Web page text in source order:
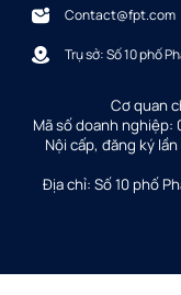
Contact@fpt.com
Trụ sở: Số 10 phố
Cơ quan
Mã số doanh nghiệp:
Nội cấp, đăng ký
Địa chỉ: Số 10 phố